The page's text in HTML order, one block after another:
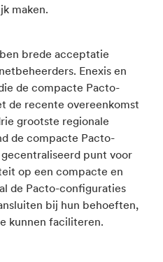
maken.
brede acceptatie
Enexis en
de compacte Pacto-
de recente overeenkomst
grootste regionale
de compacte Pacto-
punt voor
op een compacte en
de Pacto-configuraties
bij hun behoeften,
kunnen faciliteren.